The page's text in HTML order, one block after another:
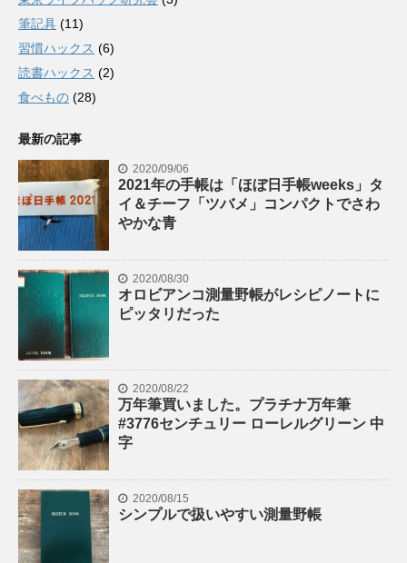
筆記具 (11)
習慣ハックス (6)
読書ハックス (2)
食べもの (28)
最新の記事
2020/09/06
2021年の手帳は「ほぼ日手帳weeks」タ
イ＆チーフ「ツバメ」コンパクトでさわ
やかな青
2020/08/30
オロビアンコ測量野帳がレシピノートに
ピッタリだった
2020/08/22
万年筆買いました。プラチナ万年筆
#3776センチュリー ローレルグリーン 中
字
2020/08/15
シンプルで扱いやすい測量野帳